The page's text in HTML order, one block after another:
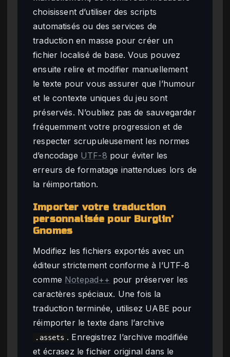
choisissent d’utiliser des scripts
automatisés ou des services de
traduction en masse pour créer un
fichier localisé de base. Vous pouvez
ensuite relire et modifier manuellement
le texte pour vous assurer que l’humour
et le contexte uniques du jeu sont
préservés. N’oubliez pas de sauvegarder
fréquemment votre progression et de
respecter scrupuleusement les normes
d’encodage UTF-8 pour éviter les
erreurs de formatage inattendues lors de
la réimportation.
Importer votre traduction
personnalisée pour Burglin’
Gnomes
Modifiez les fichiers exportés avec un
éditeur strictement conforme à l’UTF-8
comme Notepad++ pour préserver les
caractères spéciaux. Une fois la
traduction terminée, utilisez UABE pour
réimporter le texte dans l’archive
.assets . Enregistrez l’archive modifiée
et écrasez le fichier original dans le